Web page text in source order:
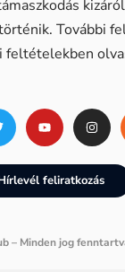
További
feltételekben
feliratkozás
– Minden jog